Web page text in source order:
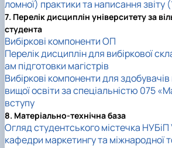
ломної) практики та написання звіту
7. Перелік дисциплін університету за
студента
Вибіркові компоненти ОП
Перелік дисциплін для вибіркової
ам підготовки магістрів
Вибіркові компоненти для
вищої освіти за спеціальністю 075
вступу
8. Матеріально-технічна база
Огляд студентського містечка НУБіП
кафедри маркетингу та міжнародної